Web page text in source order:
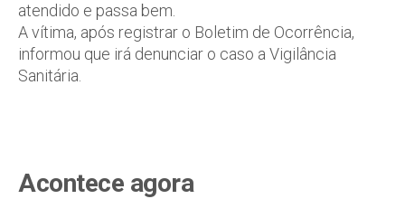
atendido e passa bem.
A vítima, após registrar o Boletim de Ocorrência,
informou que irá denunciar o caso a Vigilância
Sanitária.
Acontece agora